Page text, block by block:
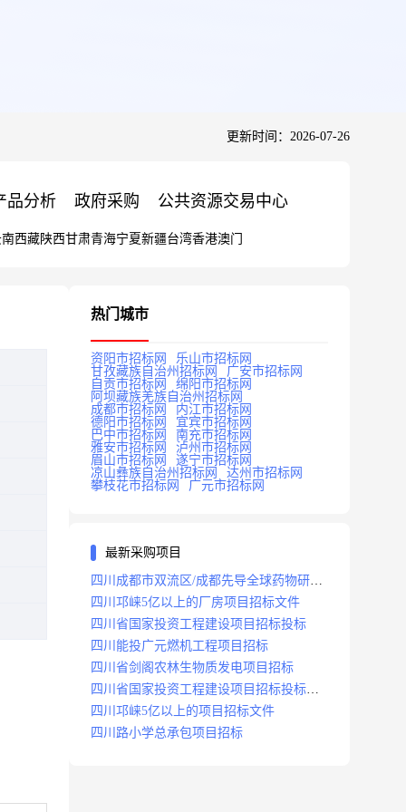
更新时间：2026-07-26
品分析 政府采购 公共资源交易中心
西藏陕西甘肃青海宁夏新疆台湾香港澳门
热门城市
资阳市招标网
乐山市招标网
甘孜藏族自治州招标网
广安市招标网
自贡市招标网
绵阳市招标网
阿坝藏族羌族自治州招标网
成都市招标网
内江市招标网
德阳市招标网
宜宾市招标网
巴中市招标网
南充市招标网
雅安市招标网
泸州市招标网
眉山市招标网
遂宁市招标网
凉山彝族自治州招标网
达州市招标网
攀枝花市招标网
广元市招标网
最新采购项目
四川成都市双流区/成都先导全球药物研发
生产基地(一期)(dj)项目招标标段
四川邛崃5亿以上的厂房项目招标文件
四川省国家投资工程建设项目招标投标
四川能投广元燃机工程项目招标
四川省剑阁农林生物质发电项目招标
四川省国家投资工程建设项目招标投标
2008年版
四川邛崃5亿以上的项目招标文件
四川路小学总承包项目招标